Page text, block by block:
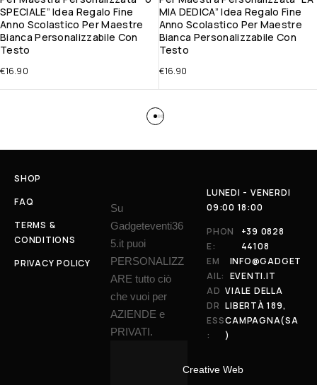
SPECIALE” Idea Regalo Fine
Anno Scolastico Per Maestre
Bianca Personalizzabile Con
Testo
€16.90
MIA DEDICA” Idea Regalo Fine
Anno Scolastico Per Maestre
Bianca Personalizzabile Con
Testo
€16.90
SHOP
FAQ
TERMS &
CONDITIONS
PRIVACY POLICY
Su
Gadgeteventi36
5.it puoi
PERSONALIZZ
ARE tutto ciò
che vuoi per
AZIENDE e
PRIVATI.
Creative Web
LUNEDI - VENERDI
09:00 18:00
PHON
E:
+39 0828
44108
EM
AIL:
INFO@GADGET
EVENTI.IT
AD
DR
ESS
:
VIALE DELLA
LIBERTÀ 189,
CAMPAGNA(SA
)